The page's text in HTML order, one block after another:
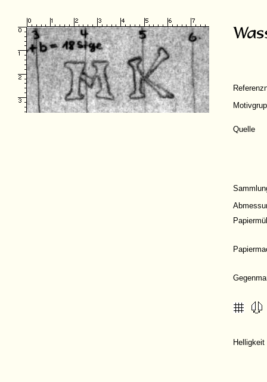
Quelle